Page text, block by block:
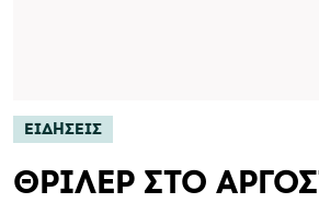
ΕΙΔΗΣΕΙΣ
ΘΡΙΛΕΡ ΣΤΟ